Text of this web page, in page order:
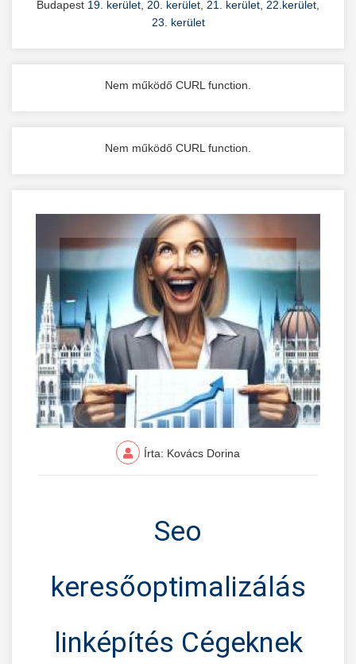
Budapest 19. kerület 20. kerület 21. kerület 22.kerület
23. kerület
Nem működő CURL function.
Nem működő CURL function.
Írta: Kovács Dorina
Seo
keresőoptimalizálás
linképítés Cégeknek